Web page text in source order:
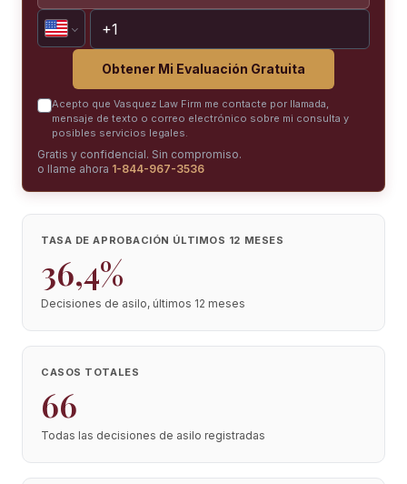
Obtener Mi Evaluación Gratuita
Acepto que Vasquez Law Firm me contacte por llamada,
mensaje de texto o correo electrónico sobre mi consulta y
posibles servicios legales.
Gratis y confidencial. Sin compromiso.
o llame ahora 1-844-967-3536
TASA DE APROBACIÓN ÚLTIMOS 12 MESES
36,4%
Decisiones de asilo, últimos 12 meses
CASOS TOTALES
66
Todas las decisiones de asilo registradas